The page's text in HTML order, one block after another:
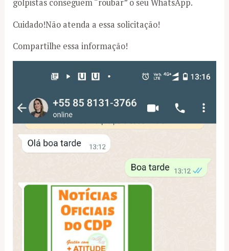
golpistas conseguem “roubar” o seu WhatsApp.
Cuidado!Não atenda a essa solicitação!
Compartilhe essa informação!